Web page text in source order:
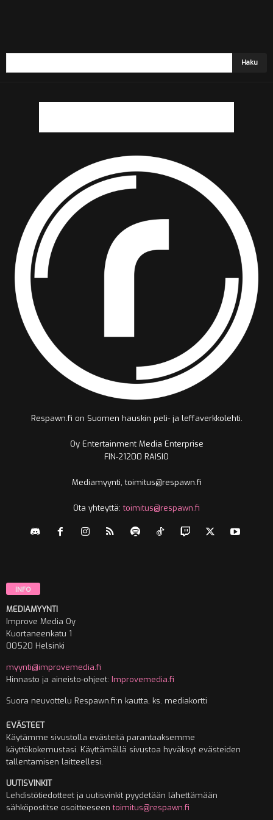
Respawn.fi on Suomen hauskin peli- ja leffaverkkolehti.
Oy Entertainment Media Enterprise
FIN-21200 RAISIO
Mediamyynti, toimitus@respawn.fi
Ota yhteyttä:toimitus@respawn.fi
INFO
MEDIAMYYNTI
Improve Media Oy
Kuortaneenkatu 1
00520 Helsinki
myynti@improvemedia.fi
Hinnasto ja aineisto-ohjeet: Improvemedia.fi
Suora neuvottelu Respawn.fi:n kautta, ks. mediakortti
EVÄSTEET
Käytämme sivustolla evästeitä parantaaksemme
käyttökokemustasi. Käyttämällä sivustoa hyväksyt evästeiden
tallentamisen laitteellesi.
UUTISVINKIT
Lehdistötiedotteet ja uutisvinkit pyydetään lähettämään
sähköpostitse osoitteeseentoimitus@respawn.fi